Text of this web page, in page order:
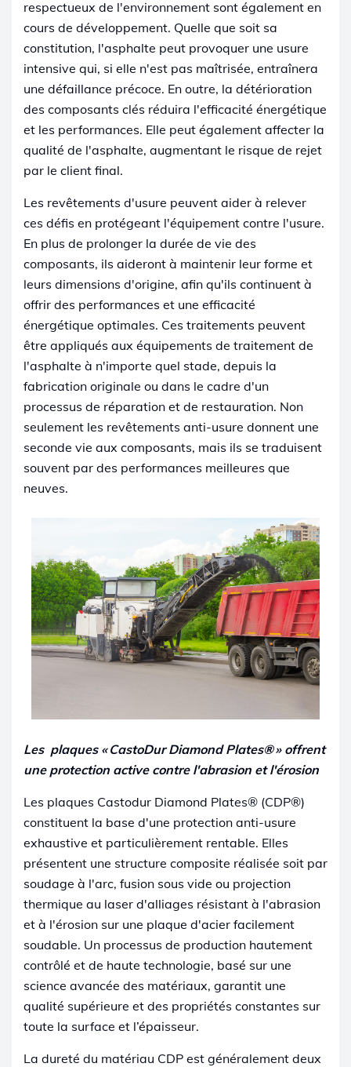
respectueux de l'environnement sont également en
cours de développement. Quelle que soit sa
constitution, l'asphalte peut provoquer une usure
intensive qui, si elle n'est pas maîtrisée, entraînera
une défaillance précoce. En outre, la détérioration
des composants clés réduira l'efficacité énergétique
et les performances. Elle peut également affecter la
qualité de l'asphalte, augmentant le risque de rejet
par le client final.
Les revêtements d'usure peuvent aider à relever
ces défis en protégeant l'équipement contre l'usure.
En plus de prolonger la durée de vie des
composants, ils aideront à maintenir leur forme et
leurs dimensions d'origine, afin qu'ils continuent à
offrir des performances et une efficacité
énergétique optimales. Ces traitements peuvent
être appliqués aux équipements de traitement de
l'asphalte à n'importe quel stade, depuis la
fabrication originale ou dans le cadre d'un
processus de réparation et de restauration. Non
seulement les revêtements anti-usure donnent une
seconde vie aux composants, mais ils se traduisent
souvent par des performances meilleures que
neuves.
Les plaques « CastoDur Diamond Plates® » offrent
une protection active contre l'abrasion et l'érosion
Les plaques Castodur Diamond Plates® (CDP®)
constituent la base d'une protection anti-usure
exhaustive et particulièrement rentable. Elles
présentent une structure composite réalisée soit par
soudage à l'arc, fusion sous vide ou projection
thermique au laser d'alliages résistant à l'abrasion
et à l'érosion sur une plaque d'acier facilement
soudable. Un processus de production hautement
contrôlé et de haute technologie, basé sur une
science avancée des matériaux, garantit une
qualité supérieure et des propriétés constantes sur
toute la surface et l’épaisseur.
La dureté du matériau CDP est généralement deux